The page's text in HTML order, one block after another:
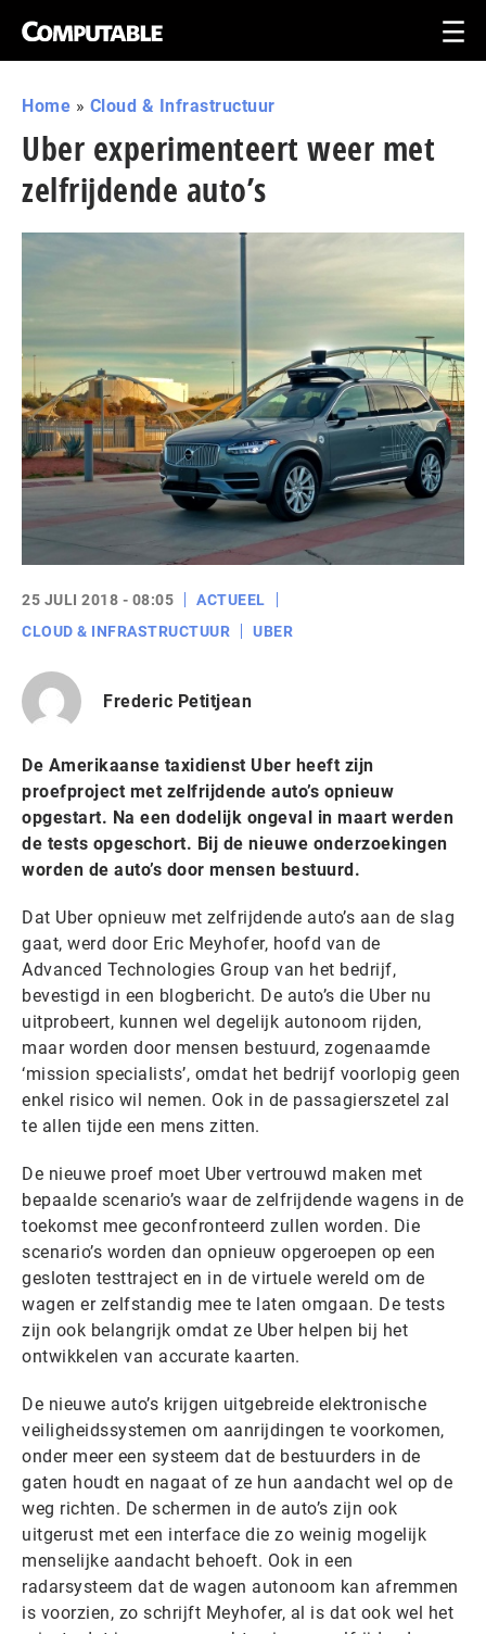
Home » Cloud & Infrastructuur
Uber experimenteert weer met
zelfrijdende auto’s
25 JULI 2018 - 08:05
ACTUEEL
CLOUD & INFRASTRUCTUUR
UBER
Frederic Petitjean
De Amerikaanse taxidienst Uber heeft zijn
proefproject met zelfrijdende auto’s opnieuw
opgestart. Na een dodelijk ongeval in maart werden
de tests opgeschort. Bij de nieuwe onderzoekingen
worden de auto’s door mensen bestuurd.
Dat Uber opnieuw met zelfrijdende auto’s aan de slag
gaat, werd door Eric Meyhofer, hoofd van de
Advanced Technologies Group van het bedrijf,
bevestigd in een blogbericht. De auto’s die Uber nu
uitprobeert, kunnen wel degelijk autonoom rijden,
maar worden door mensen bestuurd, zogenaamde
‘mission specialists’, omdat het bedrijf voorlopig geen
enkel risico wil nemen. Ook in de passagierszetel zal
te allen tijde een mens zitten.
De nieuwe proef moet Uber vertrouwd maken met
bepaalde scenario’s waar de zelfrijdende wagens in de
toekomst mee geconfronteerd zullen worden. Die
scenario’s worden dan opnieuw opgeroepen op een
gesloten testtraject en in de virtuele wereld om de
wagen er zelfstandig mee te laten omgaan. De tests
zijn ook belangrijk omdat ze Uber helpen bij het
ontwikkelen van accurate kaarten.
De nieuwe auto’s krijgen uitgebreide elektronische
veiligheidssystemen om aanrijdingen te voorkomen,
onder meer een systeem dat de bestuurders in de
gaten houdt en nagaat of ze hun aandacht wel op de
weg richten. De schermen in de auto’s zijn ook
uitgerust met een interface die zo weinig mogelijk
menselijke aandacht behoeft. Ook in een
radarsysteem dat de wagen autonoom kan afremmen
is voorzien, zo schrijft Meyhofer, al is dat ook wel het